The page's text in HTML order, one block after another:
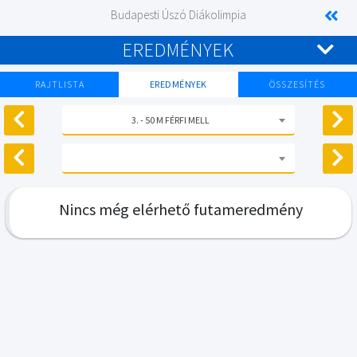
Budapesti Úszó Diákolimpia
EREDMÉNYEK
RAJTLISTA EREDMÉNYEK ÖSSZESÍTÉS
3. - 50 M FÉRFI MELL
Nincs még elérhető futameredmény